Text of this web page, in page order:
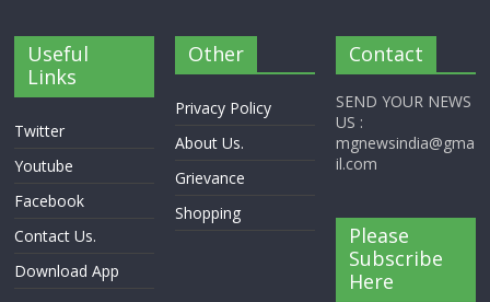
Useful
Links
Twitter
Youtube
Facebook
Contact Us.
Download App
Other
Privacy Policy
About Us.
Grievance
Shopping
Contact
SEND YOUR NEWS
US :
mgnewsindia@gma
il.com
Please
Subscribe
Here